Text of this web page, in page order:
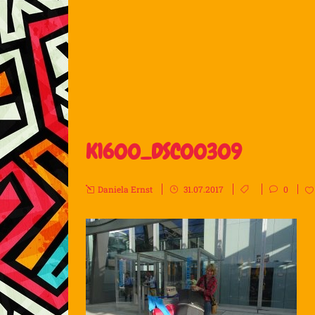
K1600_DSC00309
Daniela Ernst 31.07.2017 0